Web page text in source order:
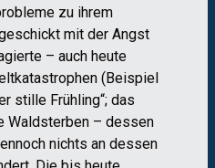
zu ihrem
mit der Angst
– auch heute
(Beispiel
stille Frühling“; das
Waldsterben – dessen
nichts an dessen